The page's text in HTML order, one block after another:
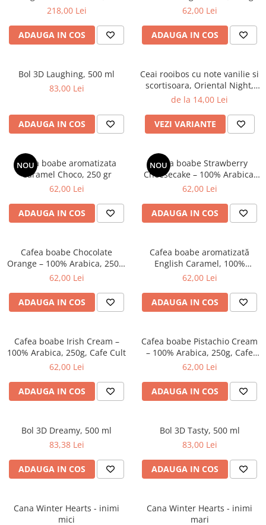
Cafe Cult
218,00 Lei
ADAUGA IN COS
62,00 Lei
ADAUGA IN COS
Bol 3D Laughing, 500 ml
83,00 Lei
ADAUGA IN COS
Ceai rooibos cu note vanilie si
scortisoara, Oriental Night,
TEAGRDEN
de la 14,00 Lei
VEZI VARIANTE
NOU
Cafea boabe aromatizata
Caramel Choco, 250 gr
62,00 Lei
ADAUGA IN COS
NOU
Cafea boabe Strawberry
Cheesecake – 100% Arabica,
250g, Cafe Cult
62,00 Lei
ADAUGA IN COS
Cafea boabe Chocolate
Orange – 100% Arabica, 250g,
Cafe Cult
62,00 Lei
ADAUGA IN COS
Cafea boabe aromatizată
English Caramel, 100%
Arabica, 250g, Cafe Cult
62,00 Lei
ADAUGA IN COS
Cafea boabe Irish Cream –
100% Arabica, 250g, Cafe Cult
62,00 Lei
ADAUGA IN COS
Cafea boabe Pistachio Cream
– 100% Arabica, 250g, Cafe
Cult
62,00 Lei
ADAUGA IN COS
Bol 3D Dreamy, 500 ml
83,38 Lei
ADAUGA IN COS
Bol 3D Tasty, 500 ml
83,00 Lei
ADAUGA IN COS
Cana Winter Hearts - inimi
mici
Cana Winter Hearts - inimi
mari